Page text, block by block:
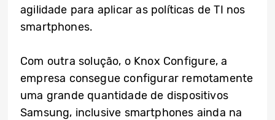
agilidade para aplicar as políticas de TI nos
smartphones.
Com outra solução, o Knox Configure, a
empresa consegue configurar remotamente
uma grande quantidade de dispositivos
Samsung, inclusive smartphones ainda na